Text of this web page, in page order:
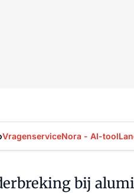
VragenserviceNora - AI-tool
bij